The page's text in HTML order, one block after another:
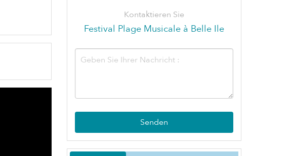
Kontaktieren Sie
Festival Plage Musicale à Belle Ile
Senden